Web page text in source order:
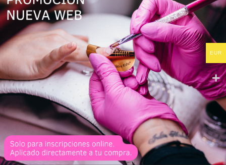
océano y el clima invernal.
Las personas que les gustan los Colores Fríossuelen ser:
Distantes.
Serenas.
Calmadas.
Ordenad@s.
EUR